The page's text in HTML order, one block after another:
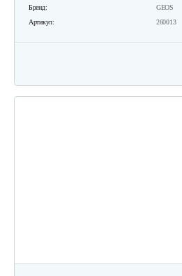
Бренд:
GEOS
Артикул:
260013